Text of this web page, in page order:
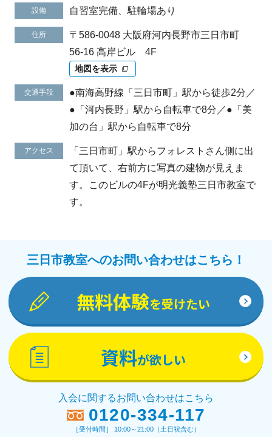
設備 自習室完備、駐輪場あり
住所
〒586-0048 大阪府河内長野市三日市町
56-16 高岸ビル 4F
地図を表示
交通手段
●南海高野線「三日市町」駅から徒歩2分／
●「河内長野」駅から自転車で8分／●「美
加の台」駅から自転車で8分
アクセス
「三日市町」駅からフォレストさん側に出
て頂いて、右前方に写真の建物が見えま
す。このビルの4Fが明光義塾三日市教室で
す。
三日市教室へのお問い合わせはこちら！
無料体験を受けたい
資料が欲しい
入会に関するお問い合わせはこちら
0120-334-117
［受付時間］ 10:00～21:00（土日祝含む）